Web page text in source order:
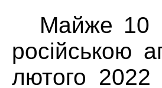
Майже 10
російською
лютого 2022